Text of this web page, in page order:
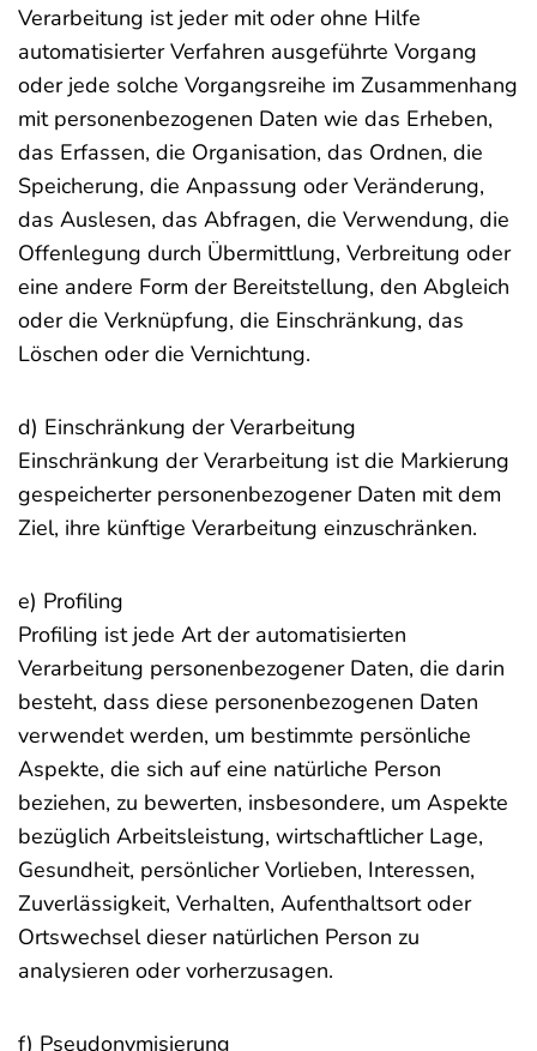
Verarbeitung ist jeder mit oder ohne Hilfe
automatisierter Verfahren ausgeführte Vorgang
oder jede solche Vorgangsreihe im Zusammenhang
mit personenbezogenen Daten wie das Erheben,
das Erfassen, die Organisation, das Ordnen, die
Speicherung, die Anpassung oder Veränderung,
das Auslesen, das Abfragen, die Verwendung, die
Offenlegung durch Übermittlung, Verbreitung oder
eine andere Form der Bereitstellung, den Abgleich
oder die Verknüpfung, die Einschränkung, das
Löschen oder die Vernichtung.
d) Einschränkung der Verarbeitung
Einschränkung der Verarbeitung ist die Markierung
gespeicherter personenbezogener Daten mit dem
Ziel, ihre künftige Verarbeitung einzuschränken.
e) Profiling
Profiling ist jede Art der automatisierten
Verarbeitung personenbezogener Daten, die darin
besteht, dass diese personenbezogenen Daten
verwendet werden, um bestimmte persönliche
Aspekte, die sich auf eine natürliche Person
beziehen, zu bewerten, insbesondere, um Aspekte
bezüglich Arbeitsleistung, wirtschaftlicher Lage,
Gesundheit, persönlicher Vorlieben, Interessen,
Zuverlässigkeit, Verhalten, Aufenthaltsort oder
Ortswechsel dieser natürlichen Person zu
analysieren oder vorherzusagen.
f) Pseudonymisierung